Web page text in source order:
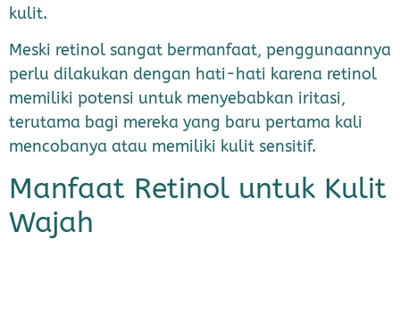
kulit.
Meski retinol sangat bermanfaat, penggunaannya
perlu dilakukan dengan hati-hati karena retinol
memiliki potensi untuk menyebabkan iritasi,
terutama bagi mereka yang baru pertama kali
mencobanya atau memiliki kulit sensitif.
Manfaat Retinol untuk Kulit
Wajah